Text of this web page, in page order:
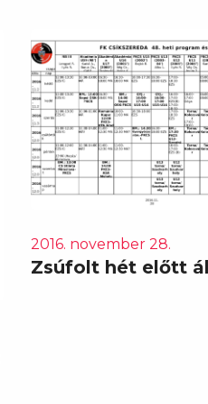
2016. november 28.
Zsúfolt hét előtt